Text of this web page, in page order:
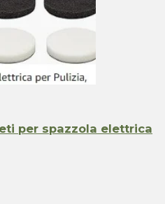
per spazzola elettrica